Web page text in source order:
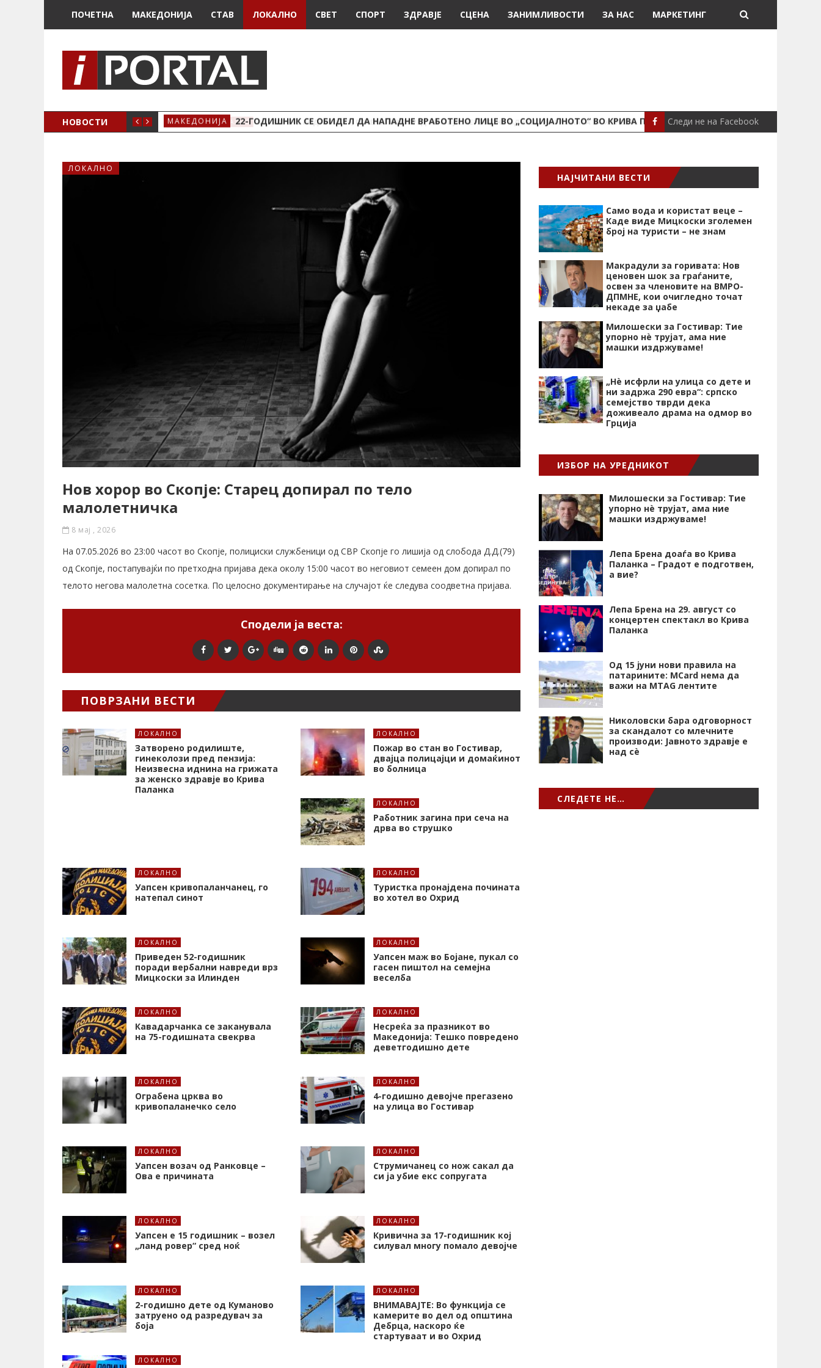
ПОЧЕТНА МАКЕДОНИЈА СТАВ ЛОКАЛНО СВЕТ СПОРТ ЗДРАВЈЕ СЦЕНА ЗАНИМЛИВОСТИ ЗА НАС МАРКЕТИНГ
НОВОСТИ
ЖЕНСКО ЗДРАВЈЕ ВО КРИВА ПАЛАНКА МАКЕДОНИЈА 22-ГОДИШНИК СЕ ОБИДЕЛ ДА НАПАДНЕ ВРАБОТЕНО ЛИЦЕ ВО „СОЦИЈАЛНОТО“ ВО КРИВА ПАЛАНКА ЛОКАЛНО ПОЖАР ВО
Следи не на Facebook
ЛОКАЛНО
Нов хорор во Скопје: Старец допирал по тело
малолетничка
8 мај , 2026
На 07.05.2026 во 23:00 часот во Скопје, полициски службеници од СВР Скопје го лишија од слобода Д.Д.(79)
од Скопје, постапувајќи по претходна пријава дека околу 15:00 часот во неговиот семеен дом допирал по
телото негова малолетна сосетка. По целосно документирање на случајот ќе следува соодветна пријава.
Сподели ја веста:
ПОВРЗАНИ ВЕСТИ
ЛОКАЛНО
Затворено родилиште,
гинеколози пред пензија:
Неизвесна иднина на грижата
за женско здравје во Крива
Паланка
ЛОКАЛНО
Пожар во стан во Гостивар,
двајца полицајци и домаќинот
во болница
ЛОКАЛНО
Работник загина при сеча на
дрва во струшко
ЛОКАЛНО
Уапсен кривопаланчанец, го
натепал синот
ЛОКАЛНО
Туристка пронајдена почината
во хотел во Охрид
ЛОКАЛНО
Приведен 52-годишник
поради вербални навреди врз
Мицкоски за Илинден
ЛОКАЛНО
Уапсен маж во Бојане, пукал со
гасен пиштол на семејна
веселба
ЛОКАЛНО
Кавадарчанка се заканувала
на 75-годишната свекрва
ЛОКАЛНО
Несреќа за празникот во
Македонија: Тешко повредено
деветгодишно дете
ЛОКАЛНО
Ограбена црква во
кривопаланечко село
ЛОКАЛНО
4-годишно девојче прегазено
на улица во Гостивар
ЛОКАЛНО
Уапсен возач од Ранковце –
Ова е причината
ЛОКАЛНО
Струмичанец со нож сакал да
си ја убие екс сопругата
ЛОКАЛНО
Уапсен е 15 годишник – возел
„ланд ровер“ сред ноќ
ЛОКАЛНО
Кривична за 17-годишник кој
силувал многу помало девојче
ЛОКАЛНО
2-годишно дете од Куманово
затруено од разредувач за
боја
ЛОКАЛНО
ВНИМАВАЈТЕ: Во функција се
камерите во дел од општина
Дебрца, наскоро ќе
стартуваат и во Охрид
ЛОКАЛНО
НАЈЧИТАНИ ВЕСТИ
Само вода и користат веце –
Каде виде Мицкоски зголемен
број на туристи – не знам
Макрадули за горивата: Нов
ценовен шок за граѓаните,
освен за членовите на ВМРО-
ДПМНЕ, кои очигледно точат
некаде за џабе
Милошески за Гостивар: Тие
упорно нѐ трујат, ама ние
машки издржуваме!
„Нѐ исфрли на улица со дете и
ни задржа 290 евра“: српско
семејство тврди дека
доживеало драма на одмор во
Грција
ИЗБОР НА УРЕДНИКОТ
Милошески за Гостивар: Тие
упорно нѐ трујат, ама ние
машки издржуваме!
Лепа Брена доаѓа во Крива
Паланка – Градот е подготвен,
а вие?
Лепа Брена на 29. август со
концертен спектакл во Крива
Паланка
Од 15 јуни нови правила на
патарините: MCard нема да
важи на MTAG лентите
Николовски бара одговорност
за скандалот со млечните
производи: Јавното здравје е
над сѐ
СЛЕДЕТЕ НЕ…